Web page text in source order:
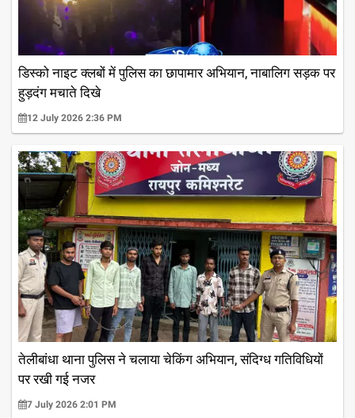
डिस्को नाइट क्लबों में पुलिस का छापामार अभियान, नाबालिग सड़क पर
हुड़दंग मचाते दिखे
12 July 2026 2:36 PM
तेलीबांधा थाना पुलिस ने चलाया चेकिंग अभियान, संदिग्ध गतिविधियों
पर रखी गई नजर
7 July 2026 2:01 PM